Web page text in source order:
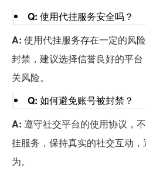
Q: 使用代挂服务安全吗？
A: 使用代挂服务存在一定的风
封禁，建议选择信誉良好的平
关风险。
Q: 如何避免账号被封禁？
A: 遵守社交平台的使用协议，
挂服务，保持真实的社交互动
为。